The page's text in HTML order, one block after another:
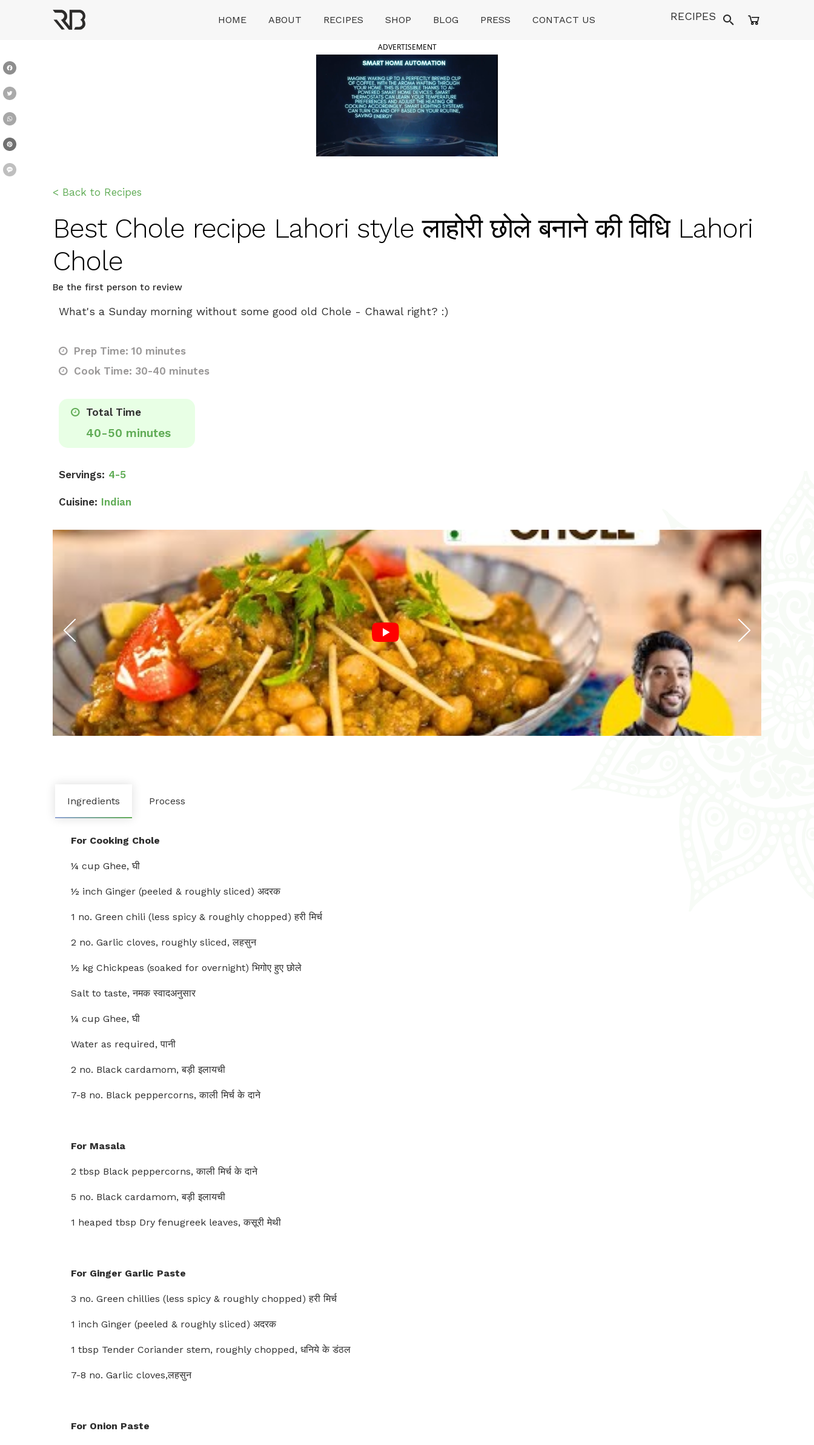
HOME ABOUT RECIPES SHOP BLOG PRESS CONTACT US RECIPES
ADVERTISEMENT
< Back to Recipes
Best Chole recipe Lahori style लाहोरी छोले बनाने की विधि Lahori
Chole
Be the first person to review
What's a Sunday morning without some good old Chole - Chawal right? :)
Prep Time: 10 minutes
Cook Time: 30-40 minutes
Total Time
40-50 minutes
Servings: 4-5
Cuisine: Indian
Ingredients Process
For Cooking Chole
¼ cup Ghee, घी
½ inch Ginger (peeled & roughly sliced) अदरक
1 no. Green chili (less spicy & roughly chopped) हरी मिर्च
2 no. Garlic cloves, roughly sliced, लहसुन
½ kg Chickpeas (soaked for overnight) भिगोए हुए छोले
Salt to taste, नमक स्वादअनुसार
¼ cup Ghee, घी
Water as required, पानी
2 no. Black cardamom, बड़ी इलायची
7-8 no. Black peppercorns, काली मिर्च के दाने
For Masala
2 tbsp Black peppercorns, काली मिर्च के दाने
5 no. Black cardamom, बड़ी इलायची
1 heaped tbsp Dry fenugreek leaves, कसूरी मेथी
For Ginger Garlic Paste
3 no. Green chillies (less spicy & roughly chopped) हरी मिर्च
1 inch Ginger (peeled & roughly sliced) अदरक
1 tbsp Tender Coriander stem, roughly chopped, धनिये के डंठल
7-8 no. Garlic cloves,लहसुन
For Onion Paste